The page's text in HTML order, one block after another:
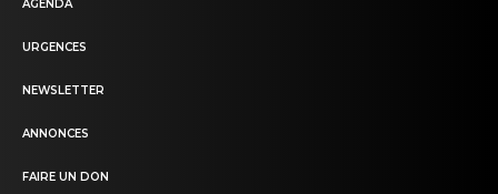
AGENDA
URGENCES
NEWSLETTER
ANNONCES
FAIRE UN DON